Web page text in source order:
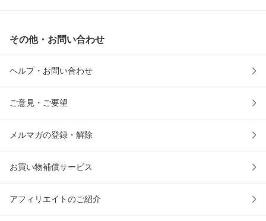
その他・お問い合わせ
ヘルプ・お問い合わせ
ご意見・ご要望
メルマガの登録・解除
お買い物補償サービス
アフィリエイトのご紹介